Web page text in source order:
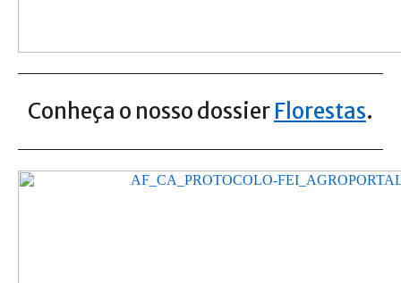
Conheça o nosso dossierFlorestas.